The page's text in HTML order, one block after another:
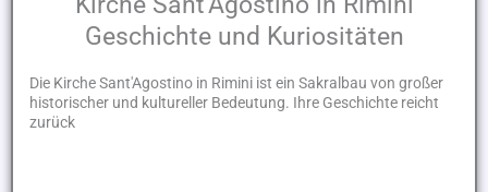
Geschichte und Kuriositäten
Die Kirche Sant'Agostino in Rimini ist ein Sakralbau von großer
historischer und kultureller Bedeutung. Ihre Geschichte reicht
zurück